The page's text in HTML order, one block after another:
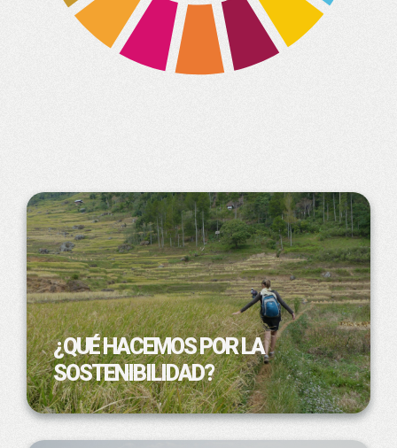
¿QUÉ HACEMOS POR LA
SOSTENIBILIDAD?